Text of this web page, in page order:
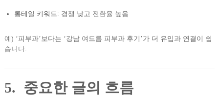
롱테일 키워드: 경쟁 낮고 전환율 높음
예) ‘피부과’보다는 ‘강남 여드름 피부과 후기’가 더 유입과 연결이 쉽
습니다.
5. 중요한 글의 흐름